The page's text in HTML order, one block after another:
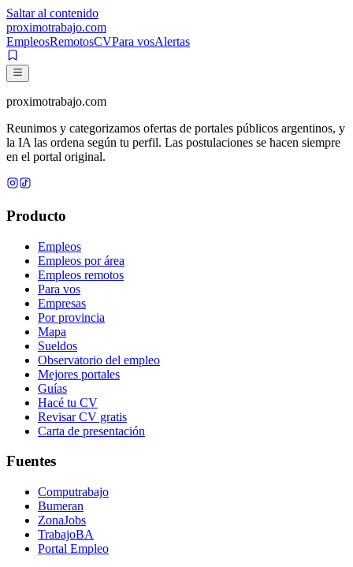
Saltar al contenido
proximotrabajo.com
EmpleosRemotosCVPara vosAlertas
proximotrabajo.com
Reunimos y categorizamos ofertas de portales públicos argentinos, y
la IA las ordena según tu perfil. Las postulaciones se hacen siempre
en el portal original.
Producto
Empleos
Empleos por área
Empleos remotos
Para vos
Empresas
Por provincia
Mapa
Sueldos
Observatorio del empleo
Mejores portales
Guías
Hacé tu CV
Revisar CV gratis
Carta de presentación
Fuentes
Computrabajo
Bumeran
ZonaJobs
TrabajoBA
Portal Empleo